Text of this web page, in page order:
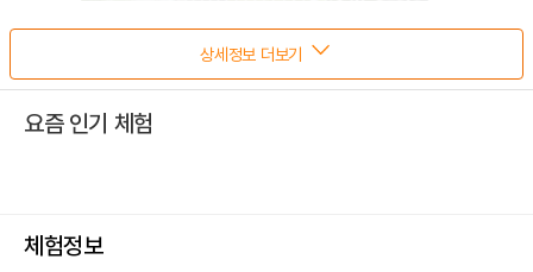
상세정보 더보기
요즘 인기 체험
체험정보